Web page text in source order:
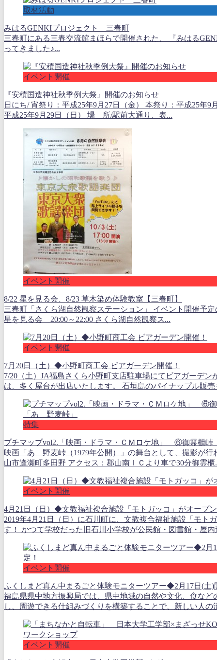
取材活動
みはるGENKIプロジェクト 三春町
三春町にある三春交流館まほらで開催された、 『みはる
ってきました♪...
イベント開催
『安積国造神社秋季例大祭』開催のお知らせ
日にち/ 宵祭り：平成25年9月27日（金） 本祭り：平成25年9
平成25年9月29日（日） 場 所/駅前大通り、表...
イベント開催
8/22 星を見る会、8/23 草木染め体験教室【三春町】
三春町「さくら湖自然観察ステーション」 イベント開催予
星を見る会 20:00～22:00 さくら湖自然観察ス...
イベント開催
7月20日（土）◆小野町商工会 ビアガーデン開催！
7/20（土）JA福島さくら小野町支店駐車場にてビアガーデン
は、多く屋台が出店いたします。 石垣島のパイナップル販売
特集
プチマップvol2.「映画・ドラマ・ＣＭロケ地」 ⑥御霊櫃
映画「あゝ野麦峠（1979年公開）」の舞台として、撮影が行
山市逢瀬町多田野 アクセス：郡山南ＩＣより車で30分御霊櫃
イベント開催
4月21日（日）◆文教福祉複合施設「モトガッコ」がオープ
2019年4月21日（日）に石川町に、文教複合福祉施設「モト
す！ かつて学校だった旧石川小学校が公民館・図書館・屋内
イベント開催
ふくしまど真ん中まるごと体験モニターツアー◆2月17日(土)
福島県県中地方振興局では、県中地域の自然や文化、食など
し、周遊できる仕組みづくりを構築することで、新しい人の
イベント開催